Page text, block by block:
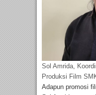
Sol Amrida,
Produksi Film
Adapun promosi